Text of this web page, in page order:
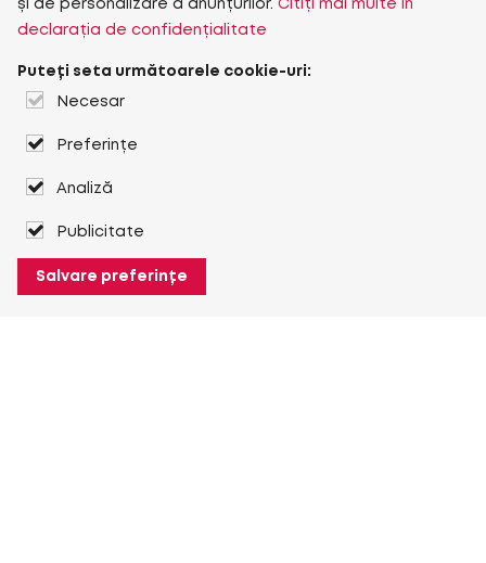
și de personalizare a anunțurilor. Citiți mai multe în
declarația de confidențialitate
Puteți seta următoarele cookie-uri:
Necesar
Preferințe
Analiză
Publicitate
Salvare preferințe